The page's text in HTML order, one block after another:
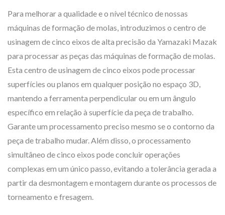
Para melhorar a qualidade e o nível técnico de nossas
máquinas de formação de molas, introduzimos o centro de
usinagem de cinco eixos de alta precisão da Yamazaki Mazak
para processar as peças das máquinas de formação de molas.
Esta centro de usinagem de cinco eixos pode processar
superfícies ou planos em qualquer posição no espaço 3D,
mantendo a ferramenta perpendicular ou em um ângulo
específico em relação à superfície da peça de trabalho.
Garante um processamento preciso mesmo se o contorno da
peça de trabalho mudar. Além disso, o processamento
simultâneo de cinco eixos pode concluir operações
complexas em um único passo, evitando a tolerância gerada a
partir da desmontagem e montagem durante os processos de
torneamento e fresagem.